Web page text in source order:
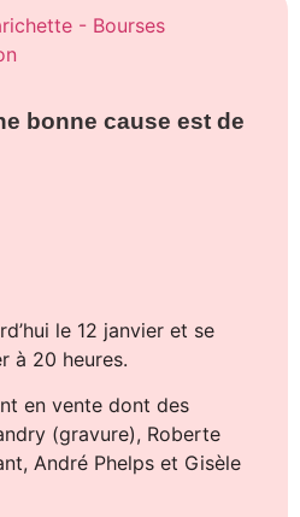
bonne cause est de
le 12 janvier et se
à 20 heures.
en vente dont des
(gravure), Roberte
André Phelps et Gisèle